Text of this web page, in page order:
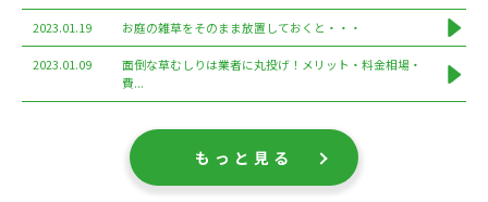
2023.01.19 お庭の雑草をそのまま放置しておくと・・・
2023.01.09
面倒な草むしりは業者に丸投げ！メリット・料金相場・
費...
もっと見る